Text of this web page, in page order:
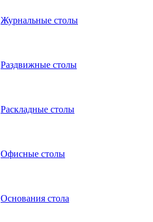
Журнальные столы
Раздвижные столы
Раскладные столы
Офисные столы
Основания стола